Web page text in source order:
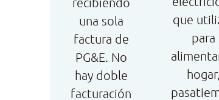
una sola
factura de
PG&E. No
hay doble
facturación
que
para
hogar,